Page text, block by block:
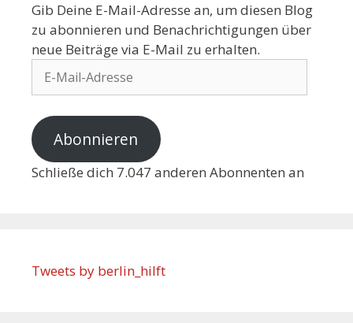
Gib Deine E-Mail-Adresse an, um diesen Blog
zu abonnieren und Benachrichtigungen über
neue Beiträge via E-Mail zu erhalten.
Abonnieren
Schließe dich 7.047 anderen Abonnenten an
Tweets by berlin_hilft